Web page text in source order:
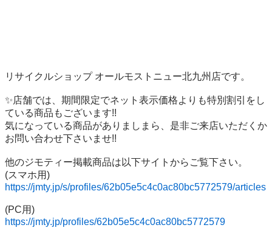
リサイクルショップ オールモストニュー北九州店です。
✨️店舗では、期間限定でネット表示価格よりも特別割引をし
ている商品もございます!!
気になっている商品がありましまら、是非ご来店いただくか
お問い合わせ下さいませ!!
他のジモティー掲載商品は以下サイトからご覧下さい。
https://jmty.jp/s/profiles/62b05e5c4c0ac80bc5772579/articles
https://jmty.jp/profiles/62b05e5c4c0ac80bc5772579